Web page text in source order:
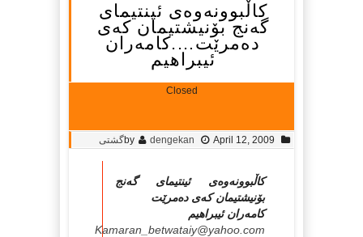
كاڵبوونه‌وه‌ی ئینتیمای
گه‌نج بۆنیشتیمان كه‌ی
ده‌مرێت….كامه‌ران
ئیبراهیم
Closed
by dengekan April 12, 2009 گشتی
كاڵبوونه‌وه‌ی ئینتیمای گه‌نج
بۆنیشتیمان كه‌ی ده‌مرێت
كامه‌ران ئیبراهیم
Kamaran_betwataiy@yahoo.com